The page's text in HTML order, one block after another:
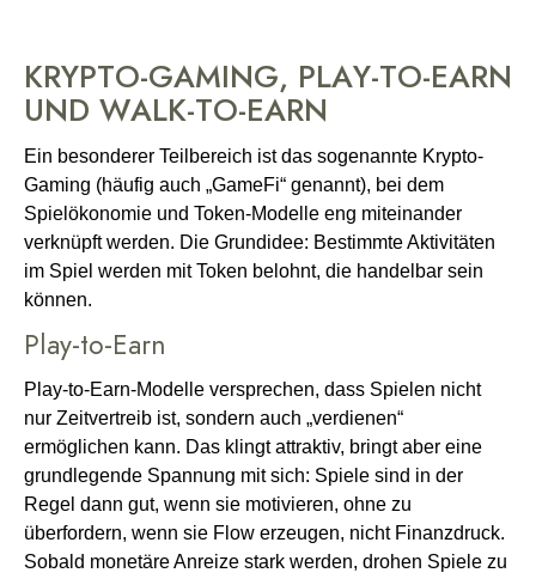
KRYPTO-GAMING, PLAY-TO-EARN
UND WALK-TO-EARN
Ein besonderer Teilbereich ist das sogenannte Krypto-
Gaming (häufig auch „GameFi“ genannt), bei dem
Spielökonomie und Token-Modelle eng miteinander
verknüpft werden. Die Grundidee: Bestimmte Aktivitäten
im Spiel werden mit Token belohnt, die handelbar sein
können.
Play-to-Earn
Play-to-Earn-Modelle versprechen, dass Spielen nicht
nur Zeitvertreib ist, sondern auch „verdienen“
ermöglichen kann. Das klingt attraktiv, bringt aber eine
grundlegende Spannung mit sich: Spiele sind in der
Regel dann gut, wenn sie motivieren, ohne zu
überfordern, wenn sie Flow erzeugen, nicht Finanzdruck.
Sobald monetäre Anreize stark werden, drohen Spiele zu